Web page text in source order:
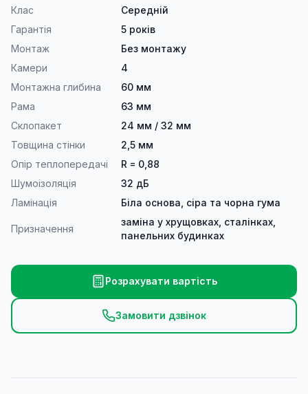
Клас
Середній
Гарантія
5 років
Монтаж
Без монтажу
Камери
4
Монтажна глибина
60 мм
Рама
63 мм
Склопакет
24 мм / 32 мм
Товщина стінки
2,5 мм
Опір теплопередачі
R = 0,88
Шумоізоляція
32 дБ
Ламінація
Біла основа, сіра та чорна гума
Призначення
заміна у хрущовках, сталінках,
панельних будинках
Розрахувати вартість
Замовити дзвінок